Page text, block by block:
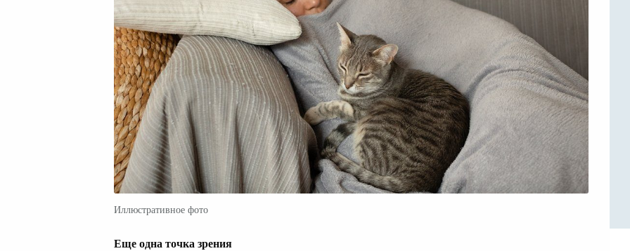
Иллюстративное фото
Еще одна точка зрения